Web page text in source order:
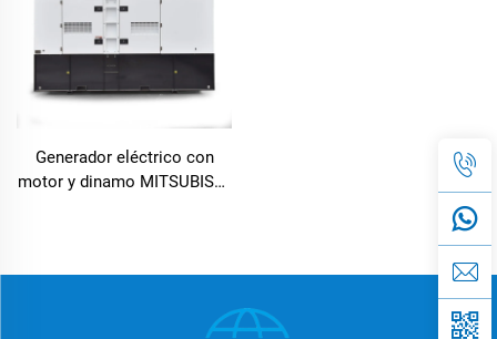
Generador eléctrico con
motor y dinamo MITSUBISHI